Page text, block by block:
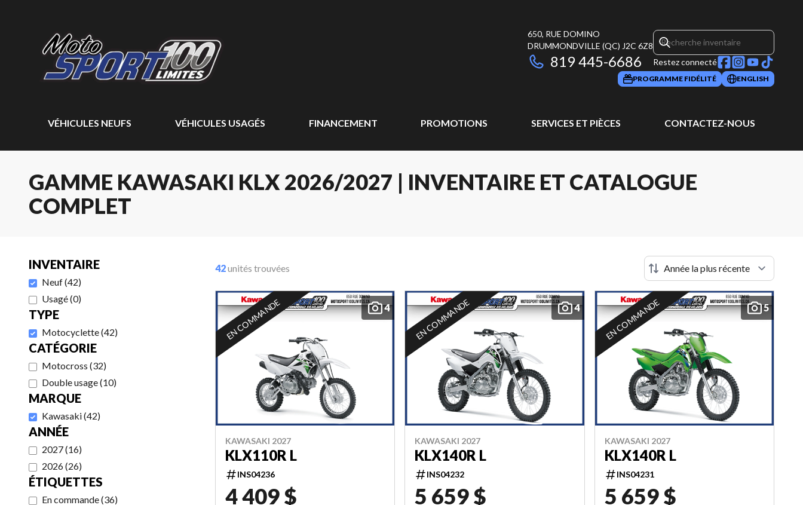
650, RUE DOMINO
DRUMMONDVILLE (QC) J2C 6Z8
819 445-6686 Restez connecté
PROGRAMME FIDÉLITÉ ENGLISH
VÉHICULES NEUFS VÉHICULES USAGÉS FINANCEMENT PROMOTIONS SERVICES ET PIÈCES CONTACTEZ-NOUS
GAMME KAWASAKI KLX 2026/2027 | INVENTAIRE ET CATALOGUE
COMPLET
INVENTAIRE
Neuf(42)
Usagé(0)
TYPE
Motocyclette(42)
CATÉGORIE
Motocross (32)
Double usage(10)
MARQUE
Kawasaki(42)
ANNÉE
2027(16)
2026(26)
ÉTIQUETTES
En commande(36)
42unités trouvées
4
EN COMMANDE
KAWASAKI 2027
KLX110R L
INS04236
4 409 $
4
EN COMMANDE
KAWASAKI 2027
KLX140R L
INS04232
5 659 $
5
EN COMMANDE
KAWASAKI 2027
KLX140R L
INS04231
5 659 $